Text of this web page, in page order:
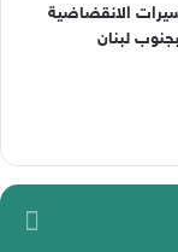
الانقضاضية
لبنان